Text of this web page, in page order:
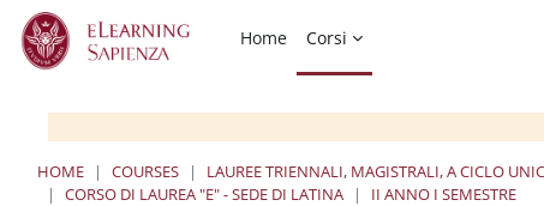
Skip to main content
Home
Corsi
HOME COURSES LAUREE TRIENNALI, MAGISTRALI, A CICLO
CORSO DI LAUREA "E" - SEDE DI LATINA
II ANNO I SEMESTRE